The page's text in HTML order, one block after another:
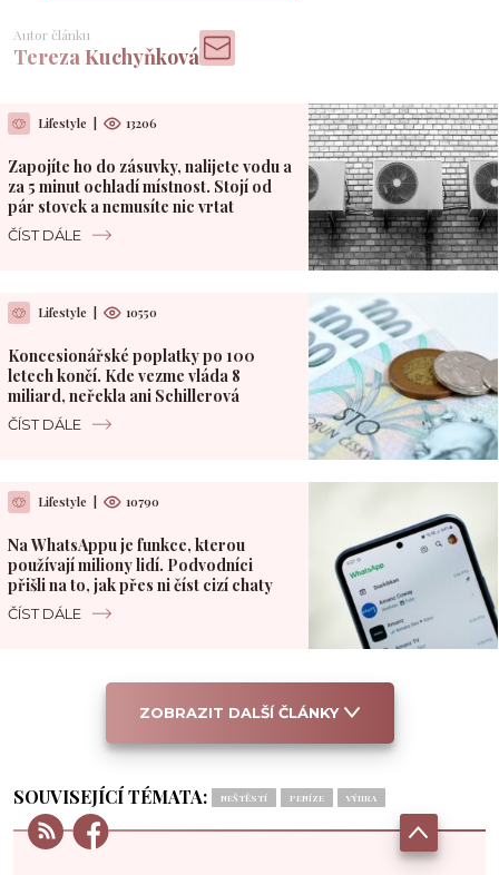
Autor článku
Tereza Kuchyňková
Lifestyle 13206
Zapojíte ho do zásuvky, nalijete vodu a
za 5 minut ochladí místnost. Stojí od
pár stovek a nemusíte nic vrtat
ČÍST DÁLE
Lifestyle 10550
Koncesionářské poplatky po 100
letech končí. Kde vezme vláda 8
miliard, neřekla ani Schillerová
ČÍST DÁLE
Lifestyle 10790
Na WhatsAppu je funkce, kterou
používají miliony lidí. Podvodníci
přišli na to, jak přes ni číst cizí chaty
ČÍST DÁLE
ZOBRAZIT DALŠÍ ČLÁNKY
SOUVISEJÍCÍ TÉMATA: NEŠTĚSTÍ PENÍZE VÝHRA